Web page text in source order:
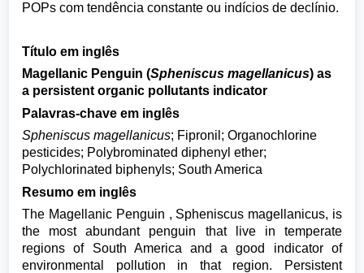
POPs com tendência constante ou indícios de declínio.
Título em inglês
Magellanic Penguin (Spheniscus magellanicus) as
a persistent organic pollutants indicator
Palavras-chave em inglês
Spheniscus magellanicus; Fipronil; Organochlorine
pesticides; Polybrominated diphenyl ether;
Polychlorinated biphenyls; South America
Resumo em inglês
The Magellanic Penguin , Spheniscus magellanicus, is
the most abundant penguin that live in temperate
regions of South America and a good indicator of
environmental pollution in that region. Persistent